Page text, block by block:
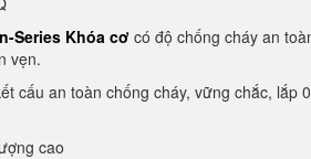
Series Khóa cơ có độ chống cháy an
vẹn.
cấu an toàn chống cháy, vững chắc,
cao